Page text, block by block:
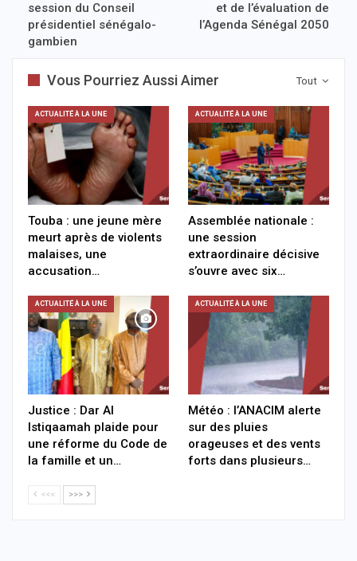
session du Conseil
présidentiel sénégalo-
gambien
et de l’évaluation de
l’Agenda Sénégal 2050
Tout
Vous Pourriez Aussi Aimer
ACTUALITÉ À LA UNE
Touba : une jeune mère
meurt après de violents
malaises, une
accusation…
ACTUALITÉ À LA UNE
Assemblée nationale :
une session
extraordinaire décisive
s’ouvre avec six…
ACTUALITÉ À LA UNE
Justice : Dar Al
Istiqaamah plaide pour
une réforme du Code de
la famille et un…
ACTUALITÉ À LA UNE
Météo : l’ANACIM alerte
sur des pluies
orageuses et des vents
forts dans plusieurs…
<<< >>>